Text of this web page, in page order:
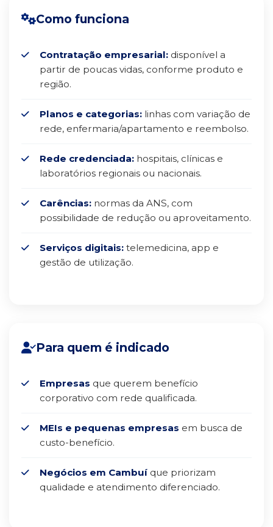
Como funciona
Contratação empresarial: disponível a
partir de poucas vidas, conforme produto e
região.
Planos e categorias: linhas com variação de
rede, enfermaria/apartamento e reembolso.
Rede credenciada: hospitais, clínicas e
laboratórios regionais ou nacionais.
Carências: normas da ANS, com
possibilidade de redução ou aproveitamento.
Serviços digitais: telemedicina, app e
gestão de utilização.
Para quem é indicado
Empresas que querem benefício
corporativo com rede qualificada.
MEIs e pequenas empresas em busca de
custo-benefício.
Negócios em Cambuí que priorizam
qualidade e atendimento diferenciado.